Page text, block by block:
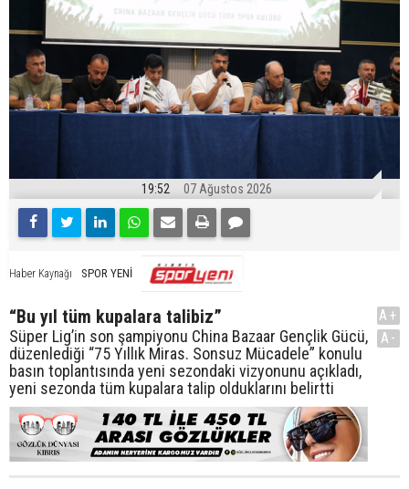
19:52 07 Ağustos 2026
Haber Kaynağı SPOR YENİ
“Bu yıl tüm kupalara talibiz”
Süper Lig’in son şampiyonu China Bazaar Gençlik Gücü,
düzenlediği “75 Yıllık Miras. Sonsuz Mücadele” konulu
basın toplantısında yeni sezondaki vizyonunu açıkladı,
yeni sezonda tüm kupalara talip olduklarını belirtti
A+
A-